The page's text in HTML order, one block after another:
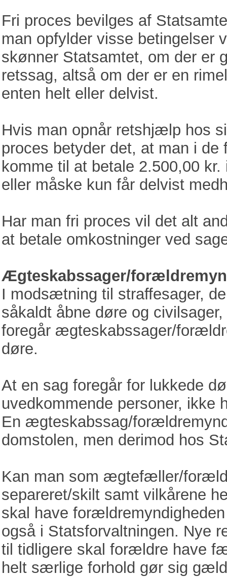
Fri proces bevilges af
man opfylder visse betingelser
skønner Statsamtet, om der er
retssag, altså om der er en
enten helt eller delvist.
Hvis man opnår retshjælp hos
proces betyder det, at man i
komme til at betale 2.500,00
eller måske kun får delvist
Har man fri proces vil det alt
at betale omkostninger ved
Ægteskabssager/
I modsætning til straffesager,
såkaldt åbne døre og
foregår ægteskabssager/
døre.
At en sag foregår for lukkede
uvedkommende personer,
En ægteskabssag/
domstolen, men derimod hos
Kan man som ægtefæller/
separeret/skilt samt vilkårene
skal have
også i Statsforvaltningen. Nye
til tidligere skal forældre have
helt særlige forhold gør sig